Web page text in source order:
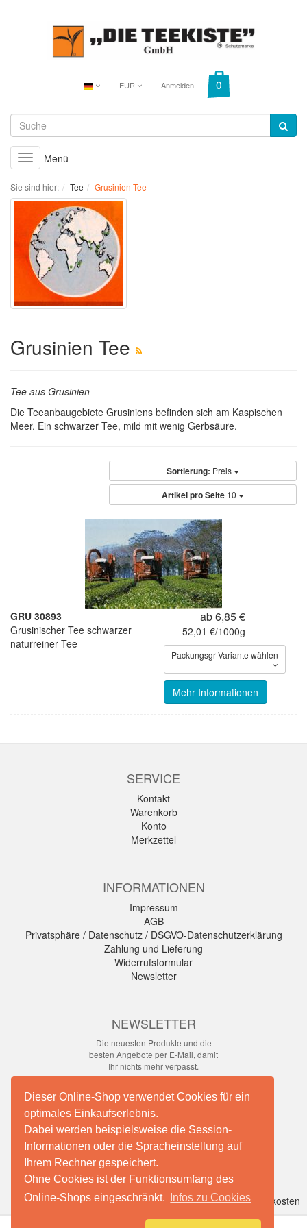
Dieser Online-Shop verwendet Cookies für ein
optimales Einkaufserlebnis.
Dabei werden beispielsweise die Session-
Informationen oder die Spracheinstellung auf
Ihrem Rechner gespeichert.
Ohne Cookies ist der Funktionsumfang des
Online-Shops eingeschränkt.
Infos zu Cookies
EUR Anmelden
Toggle
navigation
Menü
Sie sind hier: Tee Grusinien Tee
Grusinien Tee
Tee aus Grusinien
Die Teeanbaugebiete Grusiniens befinden sich am Kaspischen
Meer. Ein schwarzer Tee, mild mit wenig Gerbsäure.
Sortierung: Preis
Artikel pro Seite 10
GRU 30893
Grusinischer Tee schwarzer
naturreiner Tee
ab 6,85 €
52,01 €/1000g
Packungsgr Variante wählen
Mehr Informationen
SERVICE
Kontakt
Warenkorb
Konto
Merkzettel
INFORMATIONEN
Impressum
AGB
Privatsphäre / Datenschutz / DSGVO-Datenschutzerklärung
Zahlung und Lieferung
Widerrufsformular
Newsletter
NEWSLETTER
Die neuesten Produkte und die
besten Angebote per E-Mail, damit
Ihr nichts mehr verpasst.
Abonnieren
Facebook
*inkl. MwSt., zzgl.Versandkosten